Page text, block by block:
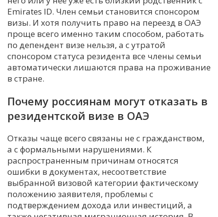
Emirates ID. Член семьи становится спонсором
визы. И хотя получить право на переезд в ОАЭ
проще всего именно таким способом, работать
по депендент визе нельзя, а с утратой
спонсором статуса резидента все члены семьи
автоматически лишаются права на проживание
в стране.
Почему россиянам могут отказать в
резидентской визе в ОАЭ
Отказы чаще всего связаны не с гражданством,
а с формальными нарушениями. К
распространенным причинам относятся
ошибки в документах, несоответствие
выбранной визовой категории фактическому
положению заявителя, проблемы с
подтверждением дохода или инвестиций, а